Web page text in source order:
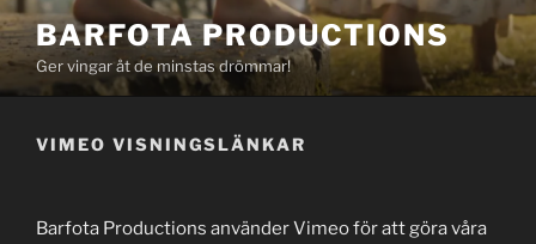
Hoppa
till
innehåll
BARFOTA PRODUCTIONS
Ger vingar åt de minstas drömmar!
VIMEO VISNINGSLÄNKAR
Barfota Productions använder Vimeo för att göra våra